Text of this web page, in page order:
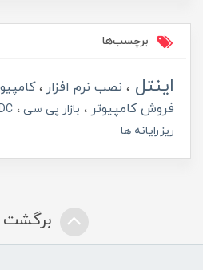
برچسب‌ها
اینتل نصب نرم افزار
فروش کامپیوتر
بازار پی سی
ریزرایانه ها
برگشت